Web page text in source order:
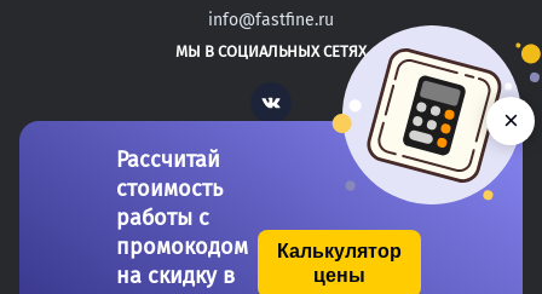
ПЕТРОВСК
МАРКС
info@fastfine.ru
МЫ В СОЦИАЛЬНЫХ СЕТЯХ
Vk
Copyright 2011-2026 FastFine.ru
Рассчитай
стоимость
работы с
промокодом
на скидку в
Калькулятор
цены
×